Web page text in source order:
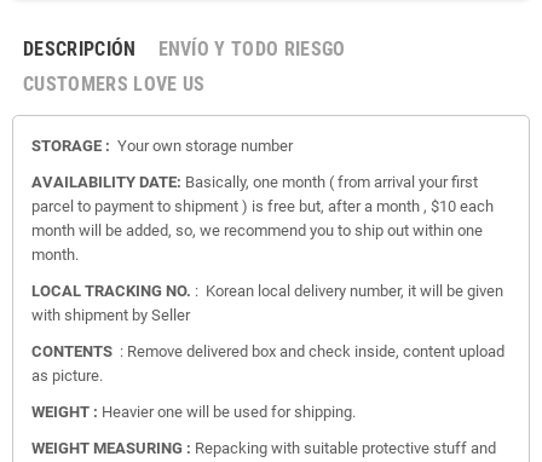
DESCRIPCIÓN
ENVÍO Y TODO RIESGO
CUSTOMERS LOVE US
STORAGE : Your own storage number
AVAILABILITY DATE: Basically, one month ( from arrival your first
parcel to payment to shipment ) is free but, after a month , $10 each
month will be added, so, we recommend you to ship out within one
month.
LOCAL TRACKING NO. : Korean local delivery number, it will be given
with shipment by Seller
CONTENTS : Remove delivered box and check inside, content upload
as picture.
WEIGHT : Heavier one will be used for shipping.
WEIGHT MEASURING : Repacking with suitable protective stuff and